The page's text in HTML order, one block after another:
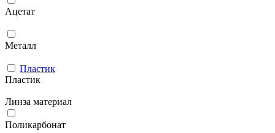
Ацетат
Металл
Пластик
Пластик
Линза материал
Поликарбонат